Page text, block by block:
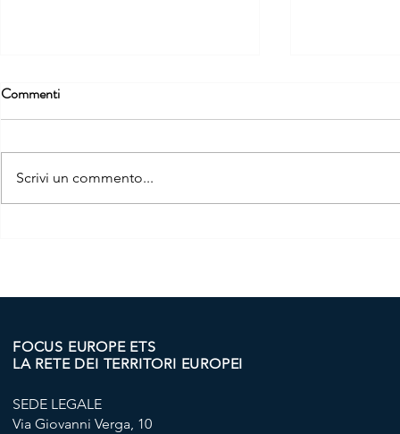
GEMELLAGGIO
GIOVANI
Commenti
Scrivi un commento...
FOCUS EUROPE ETS
LA RETE DEI TERRITORI EUROPEI
SEDE LEGALE
Via Giovanni Verga, 10